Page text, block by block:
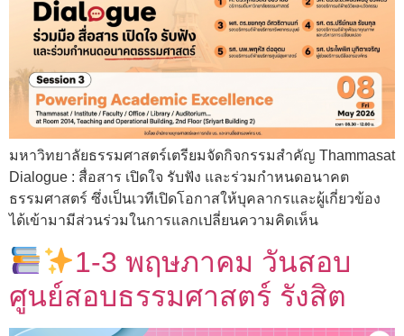
มหาวิทยาลัยธรรมศาสตร์เตรียมจัดกิจกรรมสำคัญ Thammasat
Dialogue : สื่อสาร เปิดใจ รับฟัง และร่วมกำหนดอนาคต
ธรรมศาสตร์ ซึ่งเป็นเวทีเปิดโอกาสให้บุคลากรและผู้เกี่ยวข้อง
ได้เข้ามามีส่วนร่วมในการแลกเปลี่ยนความคิดเห็น
1-3 พฤษภาคม วันสอบ
ศูนย์สอบธรรมศาสตร์ รังสิต